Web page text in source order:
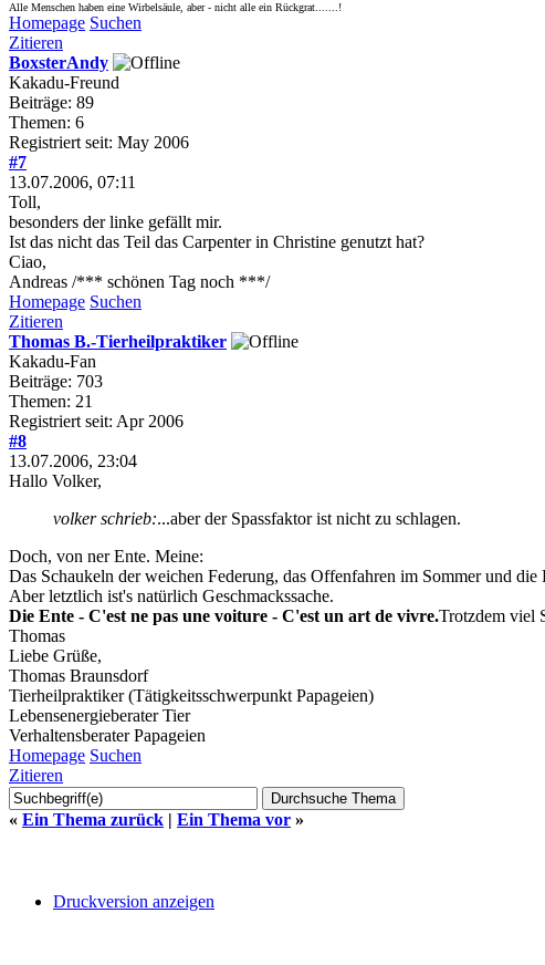
Alle Menschen haben eine Wirbelsäule, aber - nicht alle ein Rückgrat.......!
Homepage Suchen
Zitieren
BoxsterAndy
Kakadu-Freund
Beiträge: 89
Themen: 6
Registriert seit: May 2006
#7
13.07.2006, 07:11
Toll,
besonders der linke gefällt mir.
Ist das nicht das Teil das Carpenter in Christine genutzt hat?
Ciao,
Andreas /*** schönen Tag noch ***/
Homepage Suchen
Zitieren
Thomas B.-Tierheilpraktiker
Kakadu-Fan
Beiträge: 703
Themen: 21
Registriert seit: Apr 2006
#8
13.07.2006, 23:04
Hallo Volker,
volker schrieb:...aber der Spassfaktor ist nicht zu schlagen.
Doch, von ner Ente. Meine:
Das Schaukeln der weichen Federung, das Offenfahren im Sommer und
Aber letztlich ist's natürlich Geschmackssache.
Die Ente - C'est ne pas une voiture - C'est un art de vivre.Trotzdem viel
Thomas
Liebe Grüße,
Thomas Braunsdorf
Tierheilpraktiker (Tätigkeitsschwerpunkt Papageien)
Lebensenergieberater Tier
Verhaltensberater Papageien
Homepage Suchen
Zitieren
« Ein Thema zurück | Ein Thema vor »
Druckversion anzeigen